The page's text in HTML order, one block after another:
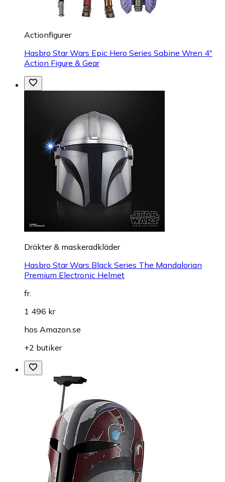
Actionfigurer
Hasbro Star Wars Epic Hero Series Sabine Wren 4"
Action Figure & Gear
Dräkter & maskeradkläder
Hasbro Star Wars Black Series The Mandalorian
Premium Electronic Helmet
fr.
1 496 kr
hos Amazon.se
+2 butiker